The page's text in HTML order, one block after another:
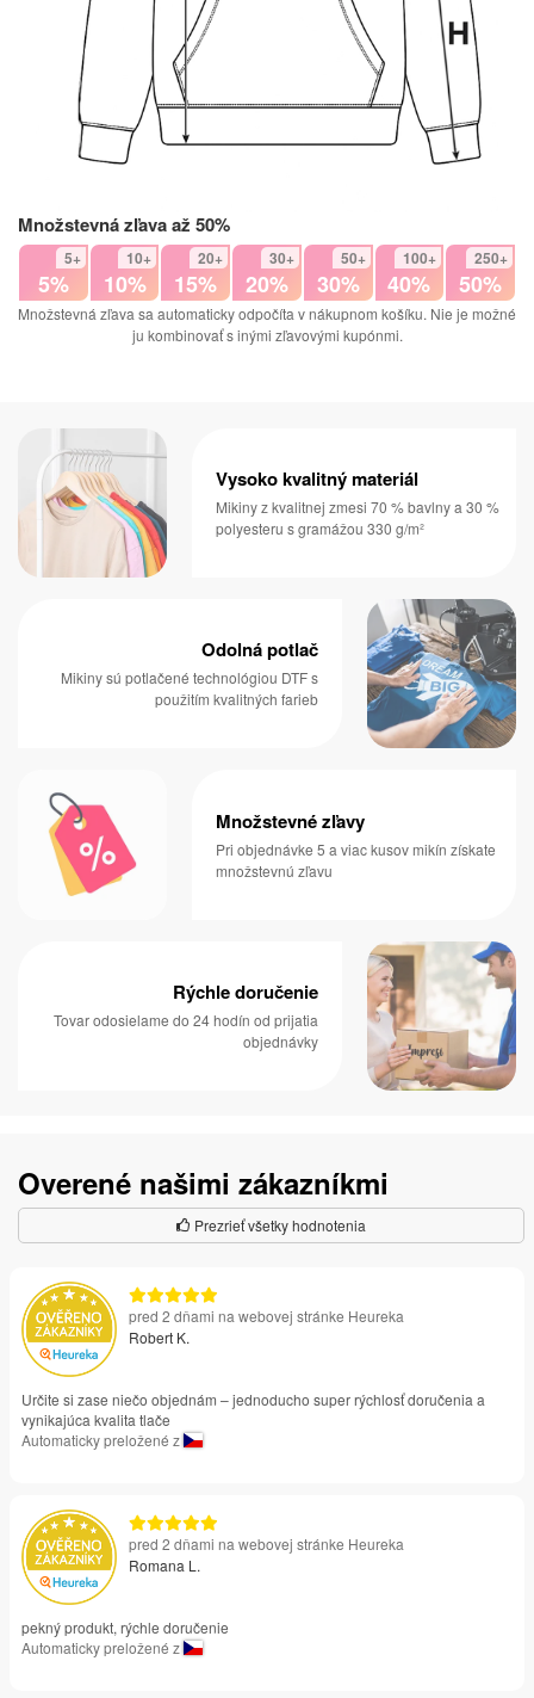
Množstevná zľava až 50%
5+
5%
10+
10%
20+
15%
30+
20%
50+
30%
100+
40%
250+
50%
Množstevná zľava sa automaticky odpočíta v nákupnom košíku. Nie je možné
ju kombinovať s inými zľavovými kupónmi.
Vysoko kvalitný materiál
Mikiny z kvalitnej zmesi 70 % bavlny a 30 %
polyesteru s gramážou 330 g/m²
Odolná potlač
Mikiny sú potlačené technológiou DTF s
použitím kvalitných farieb
Množstevné zľavy
Pri objednávke 5 a viac kusov mikín získate
množstevnú zľavu
Rýchle doručenie
Tovar odosielame do 24 hodín od prijatia
objednávky
Overené našimi zákazníkmi
Prezrieť všetky hodnotenia
pred 2 dňami na webovej stránke Heureka
Robert K.
Určite si zase niečo objednám – jednoducho super rýchlosť doručenia a
vynikajúca kvalita tlače
Automaticky preložené z
pred 2 dňami na webovej stránke Heureka
Romana L.
pekný produkt, rýchle doručenie
Automaticky preložené z